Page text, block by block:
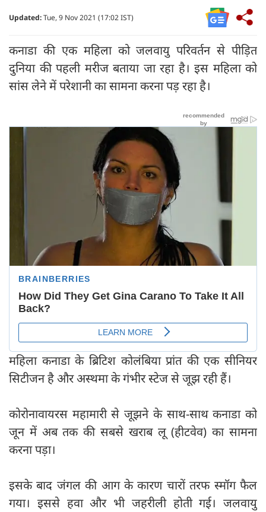
Updated:Tue, 9 Nov 2021 (17:02 IST)
कनाडा की एक महिला को जलवायु परिवर्तन से पीड़ित
दुनिया की पहली मरीज बताया जा रहा है। इस महिला को
सांस लेने में परेशानी का सामना करना पड़ रहा है।
महिला कनाडा के ब्रिटिश कोलंबिया प्रांत की एक सीनियर
सिटीजन है और अस्थमा के गंभीर स्टेज से जूझ रही हैं।
कोरोनावायरस महामारी से जूझने के साथ-साथ कनाडा को
जून में अब तक की सबसे खराब लू (हीटवेव) का सामना
करना पड़ा।
इसके बाद जंगल की आग के कारण चारों तरफ स्मॉग फैल
गया। इससे हवा और भी जहरीली होती गई। जलवायु